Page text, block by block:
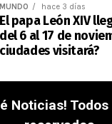
MUNDO hace 3 días
El papa León XIV
del 6 al 17 de
ciudades visitará?
Noticias!